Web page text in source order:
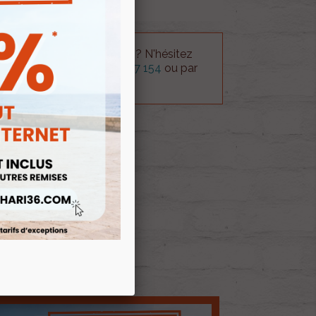
technique sur le produit ? N'hésitez
technique au
0254 277 154 ou par